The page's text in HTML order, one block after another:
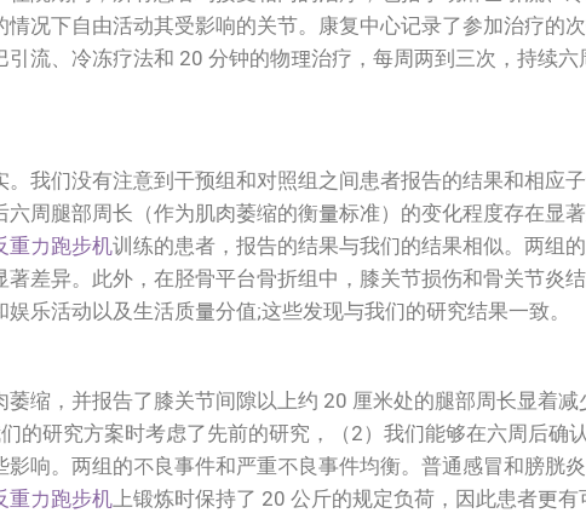
况下自由活动其受影响的关节。康复中心记录了参加治疗的
流、冷冻疗法和 20 分钟的物理治疗，每周两到三次，持续
我们没有注意到干预组和对照组之间患者报告的结果和相应
周腿部周长（作为肌肉萎缩的衡量标准）的变化程度存在显
重力跑步机训练的患者，报告的结果与我们的结果相似。两组
著差异。此外，在胫骨平台骨折组中，膝关节损伤和骨关节炎
乐活动以及生活质量分值;这些发现与我们的研究结果一致。
萎缩，并报告了膝关节间隙以上约 20 厘米处的腿部周长显着
的研究方案时考虑了先前的研究，（2）我们能够在六周后确
影响。两组的不良事件和严重不良事件均衡。普通感冒和膀胱
重力跑步机上锻炼时保持了 20 公斤的规定负荷，因此患者更